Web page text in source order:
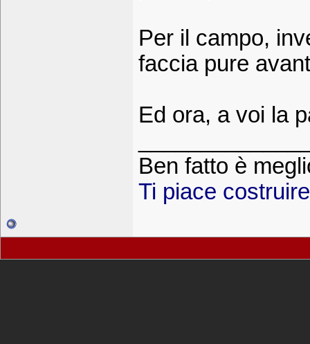
Per il campo,
faccia pure
Ed ora, a voi la
Ben fatto è
Ti piace